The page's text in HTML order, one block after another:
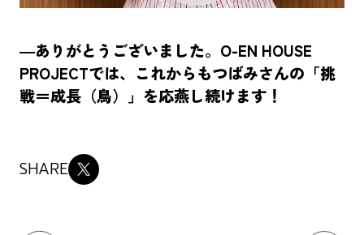
―ありがとうございました。O-EN HOUSE
PROJECTでは、これからもつばみさんの「挑
戦＝成長（鳥）」を応燕し続けます！
SHARE